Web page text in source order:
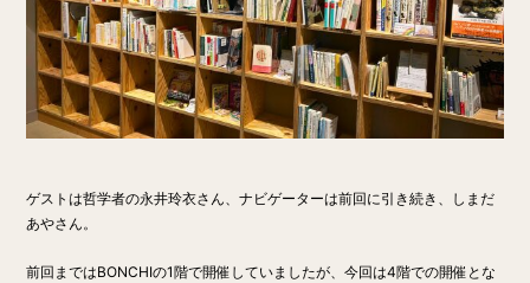
ゲストは哲学者の永井玲衣さん、ナビゲーターは前回に引き続き、しまだ
あやさん。
前回まではBONCHIの1階で開催していましたが、今回は4階での開催とな